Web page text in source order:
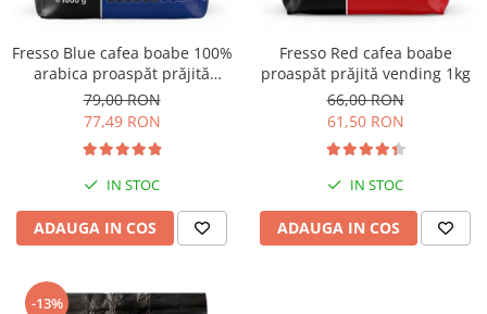
Fresso Blue cafea boabe 100%
arabica proaspăt prăjită
vending 1kg
79,00 RON
77,49 RON
IN STOC
ADAUGA IN COS
Fresso Red cafea boabe
proaspăt prăjită vending 1kg
66,00 RON
61,50 RON
IN STOC
ADAUGA IN COS
-13%